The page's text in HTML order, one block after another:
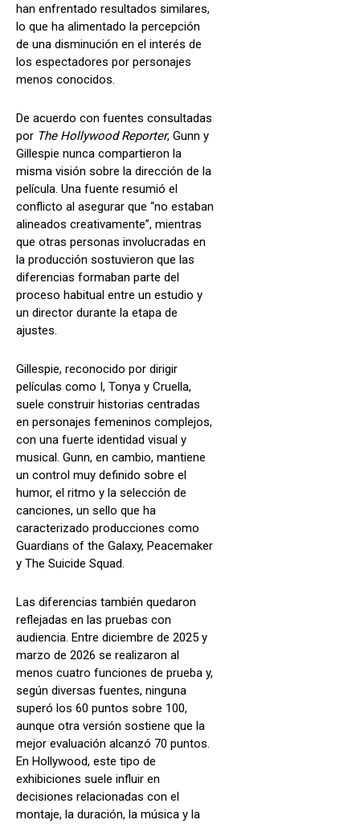
han enfrentado resultados similares,
lo que ha alimentado la percepción
de una disminución en el interés de
los espectadores por personajes
menos conocidos.
De acuerdo con fuentes consultadas
por The Hollywood Reporter, Gunn y
Gillespie nunca compartieron la
misma visión sobre la dirección de la
película. Una fuente resumió el
conflicto al asegurar que “no estaban
alineados creativamente”, mientras
que otras personas involucradas en
la producción sostuvieron que las
diferencias formaban parte del
proceso habitual entre un estudio y
un director durante la etapa de
ajustes.
Gillespie, reconocido por dirigir
películas como I, Tonya y Cruella,
suele construir historias centradas
en personajes femeninos complejos,
con una fuerte identidad visual y
musical. Gunn, en cambio, mantiene
un control muy definido sobre el
humor, el ritmo y la selección de
canciones, un sello que ha
caracterizado producciones como
Guardians of the Galaxy, Peacemaker
y The Suicide Squad.
Las diferencias también quedaron
reflejadas en las pruebas con
audiencia. Entre diciembre de 2025 y
marzo de 2026 se realizaron al
menos cuatro funciones de prueba y,
según diversas fuentes, ninguna
superó los 60 puntos sobre 100,
aunque otra versión sostiene que la
mejor evaluación alcanzó 70 puntos.
En Hollywood, este tipo de
exhibiciones suele influir en
decisiones relacionadas con el
montaje, la duración, la música y la